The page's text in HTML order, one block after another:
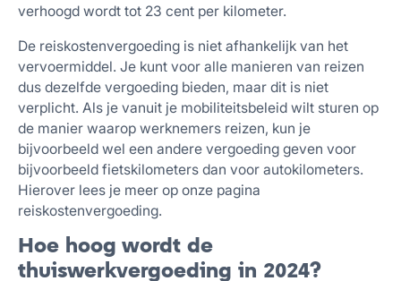
verhoogd wordt tot 23 cent per kilometer.
De reiskostenvergoeding is niet afhankelijk van het
vervoermiddel. Je kunt voor alle manieren van reizen
dus dezelfde vergoeding bieden, maar dit is niet
verplicht. Als je vanuit je mobiliteitsbeleid wilt sturen op
de manier waarop werknemers reizen, kun je
bijvoorbeeld wel een andere vergoeding geven voor
bijvoorbeeld fietskilometers dan voor autokilometers.
Hierover lees je meer op onze pagina
reiskostenvergoeding.
Hoe hoog wordt de
thuiswerkvergoeding in 2024?